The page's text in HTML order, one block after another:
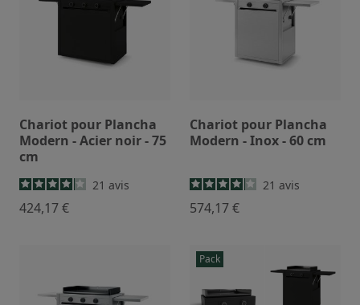
Chariot pour Plancha
Modern - Acier noir - 75
cm
21 avis
424,17 €
Chariot pour Plancha
Modern - Inox - 60 cm
21 avis
574,17 €
Pack